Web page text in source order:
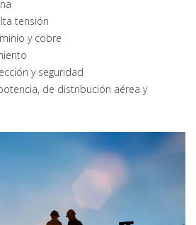
tensión
y cobre
y seguridad
de distribución aérea y